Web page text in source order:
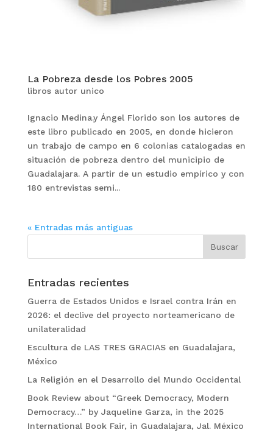
La Pobreza desde los Pobres 2005
libros autor unico
Ignacio Medina.y Ángel Florido son los autores de
este libro publicado en 2005, en donde hicieron
un trabajo de campo en 6 colonias catalogadas en
situación de pobreza dentro del municipio de
Guadalajara. A partir de un estudio empírico y con
180 entrevistas semi...
« Entradas más antiguas
Entradas recientes
Guerra de Estados Unidos e Israel contra Irán en
2026: el declive del proyecto norteamericano de
unilateralidad
Escultura de LAS TRES GRACIAS en Guadalajara,
México
La Religión en el Desarrollo del Mundo Occidental
Book Review about “Greek Democracy, Modern
Democracy…” by Jaqueline Garza, in the 2025
International Book Fair, in Guadalajara, Jal. México